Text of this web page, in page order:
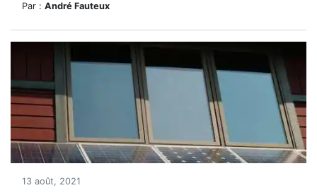
Par : André Fauteux
13 août, 2021